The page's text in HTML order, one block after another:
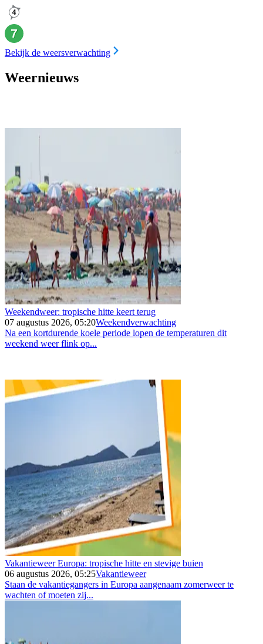
Bekijk de weersverwachting
Weernieuws
Weekendweer: tropische hitte keert terug
07 augustus 2026, 05:20Weekendverwachting
Na een kortdurende koele periode lopen de temperaturen dit
weekend weer flink op...
Vakantieweer Europa: tropische hitte en stevige buien
06 augustus 2026, 05:25Vakantieweer
Staan de vakantiegangers in Europa aangenaam zomerweer te
wachten of moeten zij...